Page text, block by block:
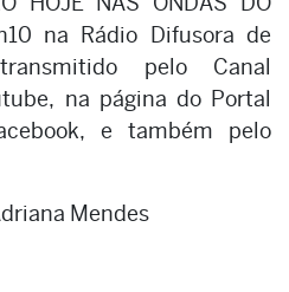
na Rádio Difusora de
pelo Canal
na página do Portal
e também pelo
Mendes